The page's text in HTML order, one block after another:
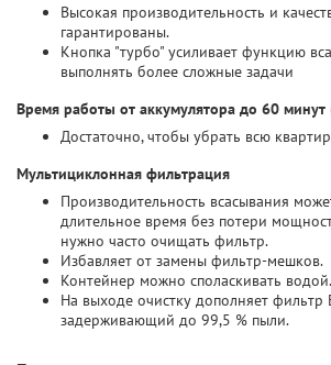
Высокая производительность и
гарантированы.
Кнопка "турбо" усиливает функцию
выполнять более сложные задачи
Время работы от аккумулятора до 60
Достаточно, чтобы убрать всю
Мультициклонная фильтрация
Производительность всасывания
длительное время без потери
нужно часто очищать фильтр.
Избавляет от замены фильтр-мешков.
Контейнер можно споласкивать водой.
На выходе очистку дополняет фильтр
задерживающий до 99,5 % пыли.